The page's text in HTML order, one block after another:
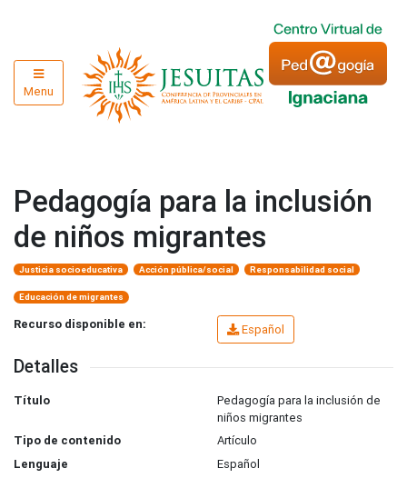
Menu
Pedagogía para la inclusión
de niños migrantes
Justicia socioeducativa Acción pública/social Responsabilidad social
Educación de migrantes
Recurso disponible en: Español
Detalles
Título
Pedagogía para la inclusión de
niños migrantes
Tipo de contenido
Artículo
Lenguaje
Español